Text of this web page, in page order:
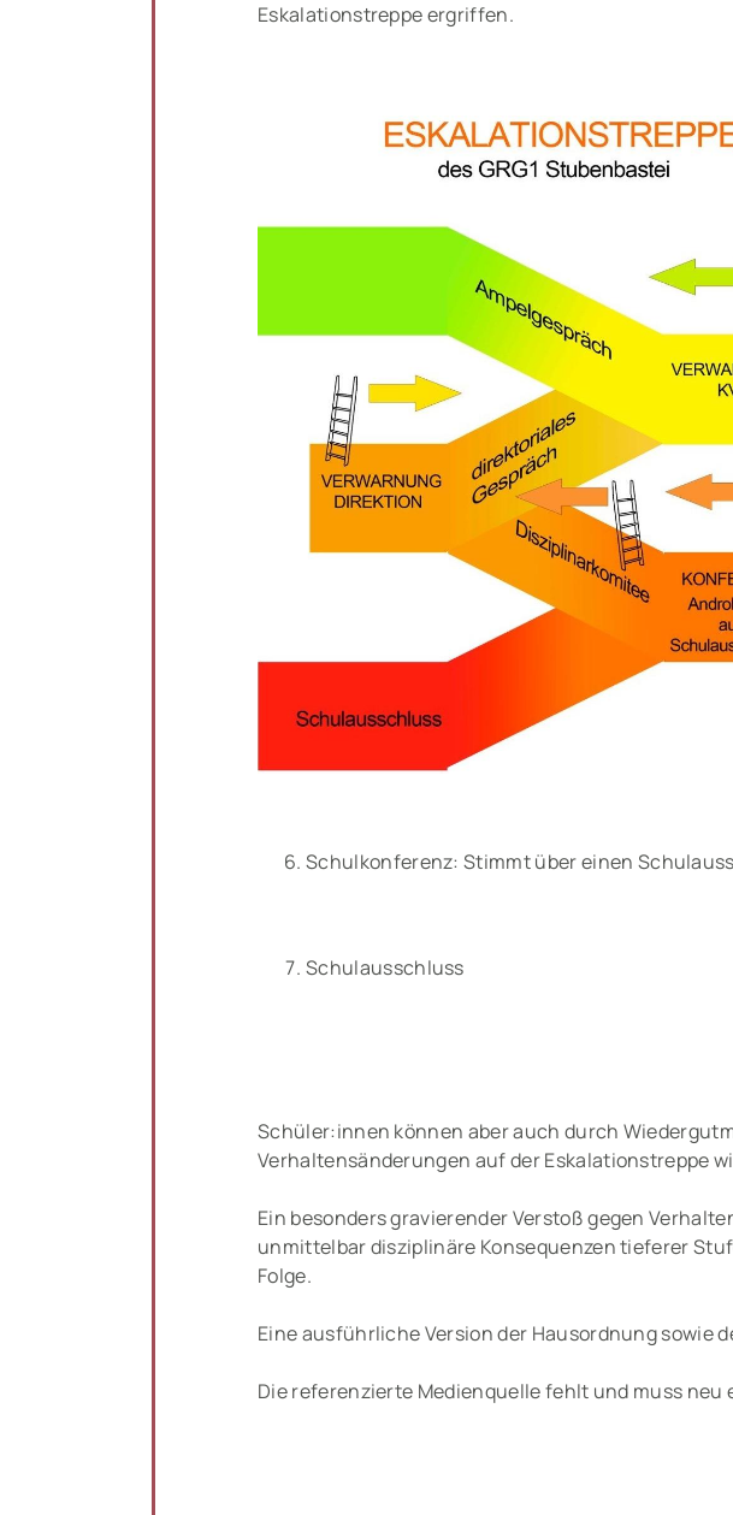
Eskalationstreppe ergriffen.
Schulkonferenz: Stimmt über einen
Schulausschluss
Schüler:innen können aber auch durch
Verhaltensänderungen auf der Eskalationstreppe
Ein besonders gravierender Verstoß gegen
unmittelbar disziplinäre Konsequenzen tieferer
Folge.
Eine ausführliche Version der Hausordnung sowie
Die referenzierte Medienquelle fehlt und muss neu